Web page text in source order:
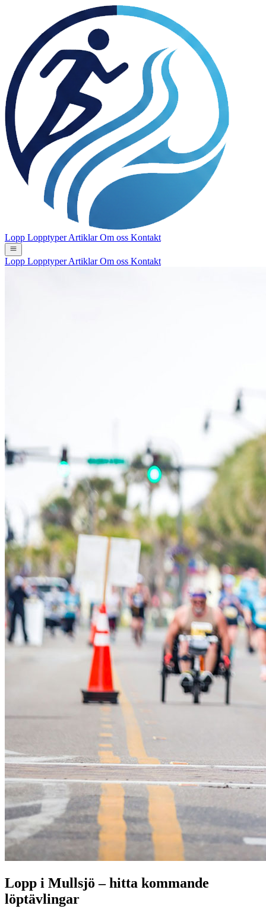
Lopp LopptyperArtiklarOm oss Kontakt
Lopp LopptyperArtiklarOm oss Kontakt
Lopp i Mullsjö – hitta kommande
löptävlingar